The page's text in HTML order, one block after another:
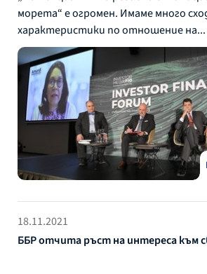
морета“ е огромен. Имаме много
характеристики по отношение на...
18.11.2021
ББР отчита ръст на интереса към